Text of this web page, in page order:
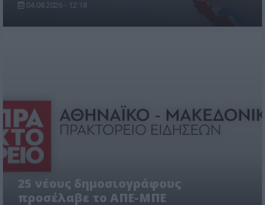
04.08.2026 - 12:18
25 νέους δημοσιογράφους
προσέλαβε το ΑΠΕ-ΜΠΕ